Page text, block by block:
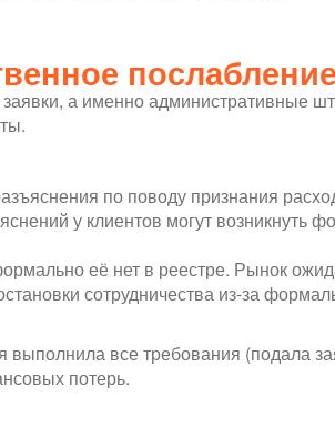
послабление
заявки, а именно административные
по поводу признания
у клиентов могут возникнуть
её нет в реестре. Рынок
сотрудничества из-за
выполнила все требования (подала
потерь.